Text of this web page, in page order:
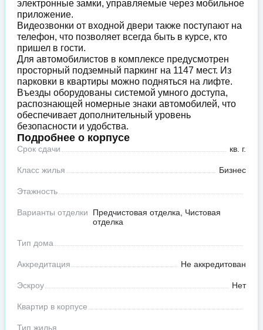
электронные замки, управляемые через мобильное
приложение.
Видеозвонки от входной двери также поступают на
телефон, что позволяет всегда быть в курсе, кто
пришел в гости.
Для автомобилистов в комплексе предусмотрен
просторный подземный паркинг на 1147 мест. Из
парковки в квартиры можно подняться на лифте.
Въезды оборудованы системой умного доступа,
распознающей номерные знаки автомобилей, что
обеспечивает дополнительный уровень
безопасности и удобства.
Подробнее о корпусе
Срок сдачи кв. г.
Класс жилья Бизнес
Этажность
Варианты отделки
Предчистовая отделка, Чистовая
отделка
Тип дома
Аккредитация Не аккредитован
Эскроу Нет
Квартир в корпусе
Тип жилья